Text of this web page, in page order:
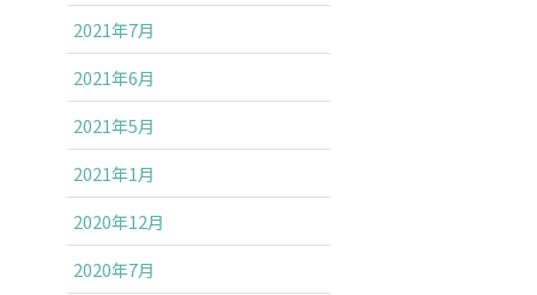
2021年7月
2021年6月
2021年5月
2021年1月
2020年12月
2020年7月